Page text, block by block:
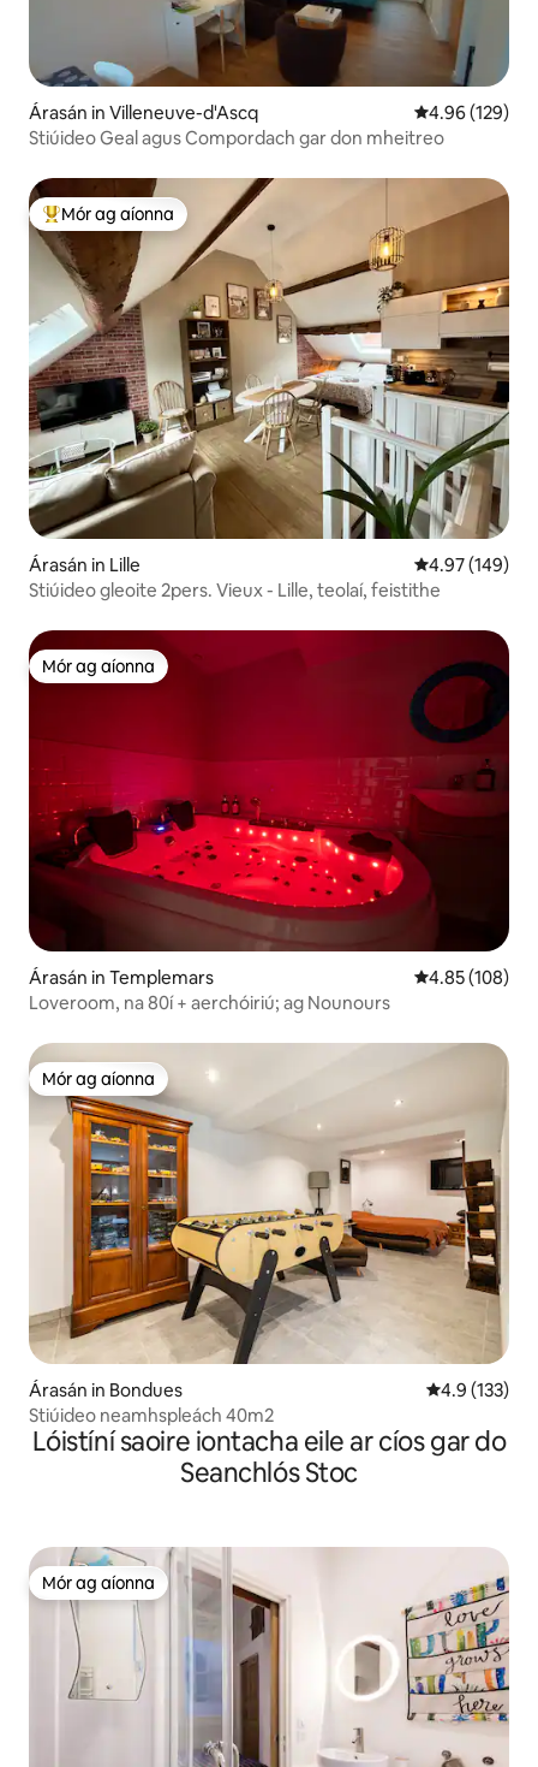
Árasán in Villeneuve-d'Ascq Meánrátáil
4.96 (129)
Stiúideo Geal agus Compordach gar don mheitreo
An-mhór ag aíonna
Mór ag aíonna
Árasán in Lille Meánrátáil
4.97 (149)
Stiúideo gleoite 2pers. Vieux - Lille, teolaí, feistithe
Mór ag aíonna
Mór ag aíonna
Árasán in Templemars Meánrátáil
4.85 (108)
Loveroom, na 80í + aerchóiriú; ag Nounours
Mór ag aíonna
Mór ag aíonna
Árasán in Bondues Meánrátáil
4.9 (133)
Stiúideo neamhspleách 40m2
Lóistíní saoire iontacha eile ar cíos gar do
Seanchlós Stoc
Mór ag aíonna
Mór ag aíonna